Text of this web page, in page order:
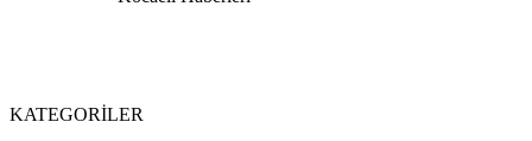
KATEGORİLER